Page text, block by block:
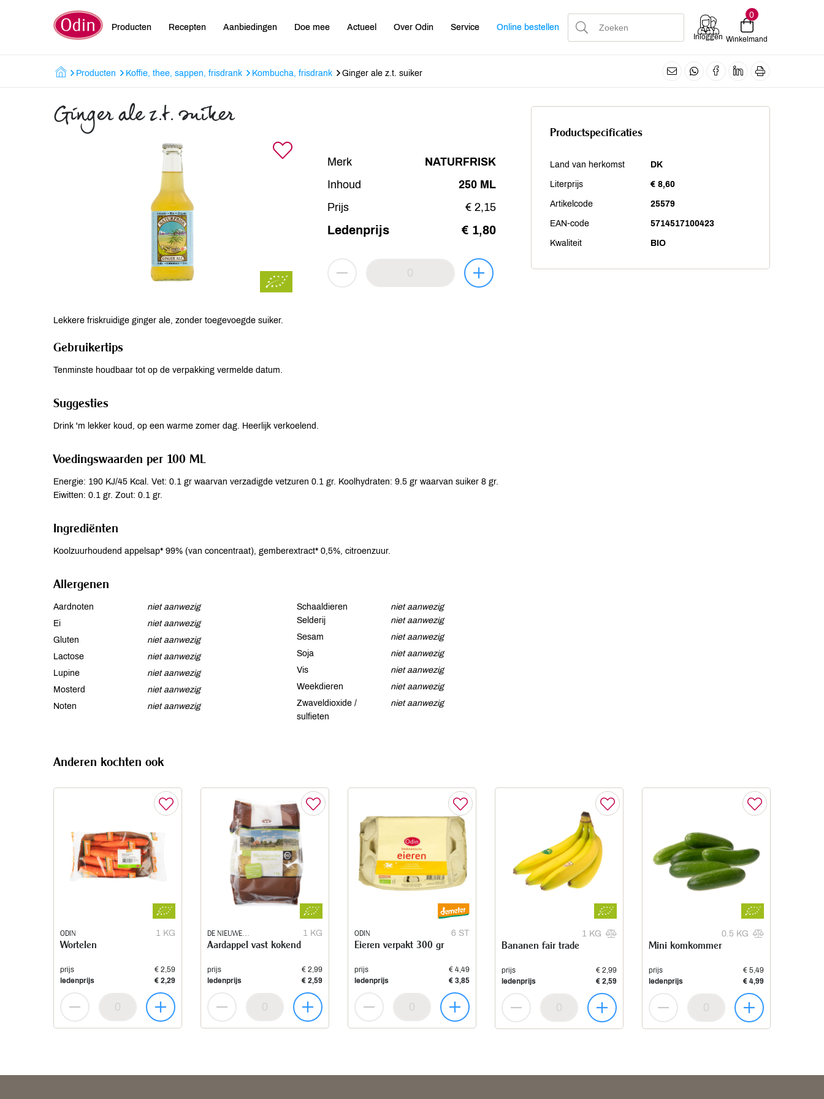
Producten Recepten Aanbiedingen Doe mee Actueel Over Odin Service Online bestellen
Inloggen
0
Winkelmand
Producten Koffie, thee, sappen, frisdrank Kombucha, frisdrank Ginger ale z.t. suiker
Ginger ale z.t. suiker
Merk
NATURFRISK
Inhoud
250 ML
Prijs
€ 2,15
Ledenprijs € 1,80
Lekkere friskruidige ginger ale, zonder toegevoegde suiker.
Gebruikertips
Tenminste houdbaar tot op de verpakking vermelde datum.
Suggesties
Drink 'm lekker koud, op een warme zomer dag. Heerlijk verkoelend.
Voedingswaarden per 100 ML
Energie: 190 KJ/45 Kcal. Vet: 0.1 gr waarvan verzadigde vetzuren 0.1 gr. Koolhydraten: 9.5 gr waarvan suiker 8 gr.
Eiwitten: 0.1 gr. Zout: 0.1 gr.
Ingrediënten
Koolzuurhoudend appelsap* 99% (van concentraat), gemberextract* 0,5%, citroenzuur.
Allergenen
Aardnoten
niet aanwezig
Ei
niet aanwezig
Gluten
niet aanwezig
Lactose
niet aanwezig
Lupine
niet aanwezig
Mosterd
niet aanwezig
Noten
niet aanwezig
Schaaldieren
niet aanwezig
Selderij
niet aanwezig
Sesam
niet aanwezig
Soja
niet aanwezig
Vis
niet aanwezig
Weekdieren
niet aanwezig
Zwaveldioxide /
sulfieten
niet aanwezig
Productspecificaties
Land van herkomst DK
Literprijs € 8,60
Artikelcode 25579
EAN-code 5714517100423
Kwaliteit BIO
Anderen kochten ook
ODIN 1 KG
Wortelen
prijs
€ 2,59
ledenprijs
€ 2,29
DE NIEUWE
KEUKEN
1 KG
Aardappel vast kokend
prijs
€ 2,99
ledenprijs
€ 2,59
ODIN 6 ST
Eieren verpakt 300 gr
prijs
€ 4,49
ledenprijs
€ 3,85
1 KG
Bananen fair trade
prijs
€ 2,99
ledenprijs
€ 2,59
0.5 KG
Mini komkommer
prijs
€ 5,49
ledenprijs
€ 4,99